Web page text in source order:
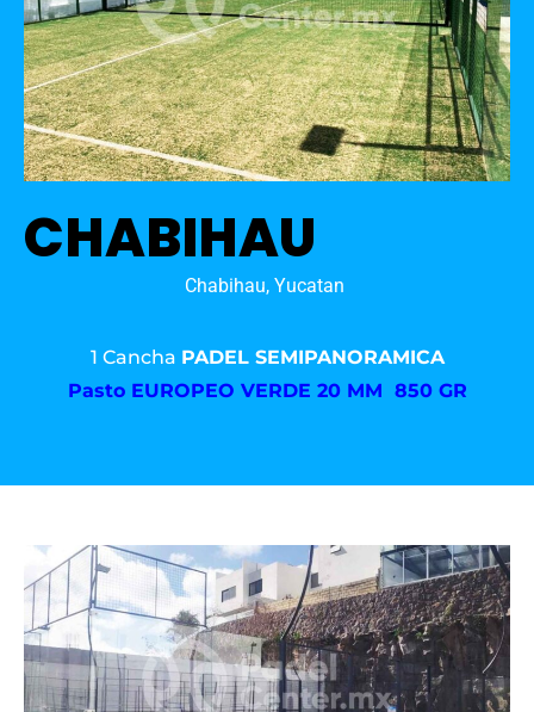
CHABIHAU
Chabihau, Yucatan
1 Cancha PADEL SEMIPANORAMICA
Pasto EUROPEO VERDE 20 MM 850 GR